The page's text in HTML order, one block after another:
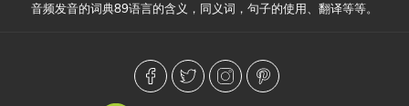
音频发音的词典89语言的含义，同义词，句子的使用、翻译等等。